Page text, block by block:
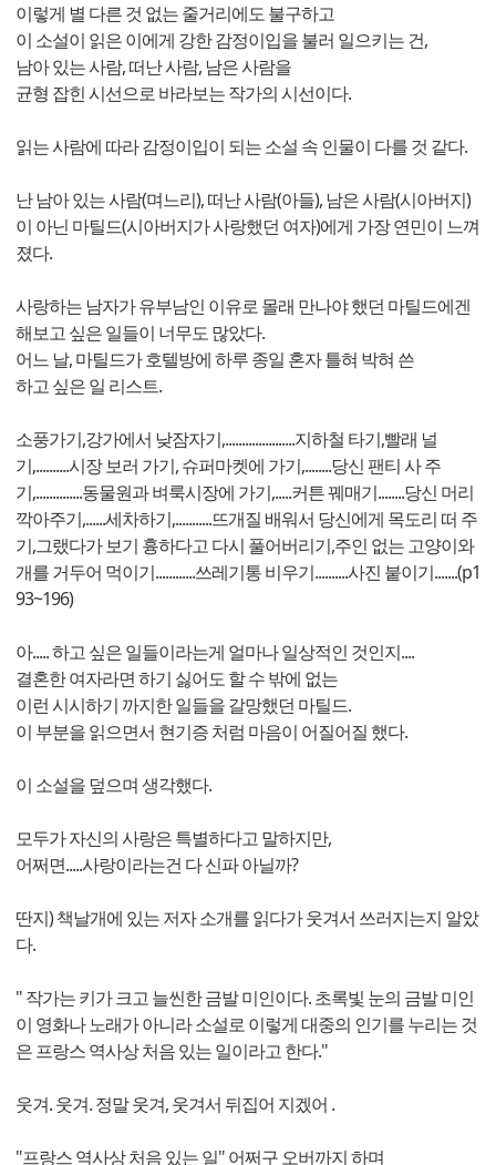
이렇게 별 다른 것 없는 줄거리에도 불구하고
이 소설이 읽은 이에게 강한 감정이입을 불러 일으키는 건,
남아 있는 사람, 떠난 사람, 남은 사람을
균형 잡힌 시선으로 바라보는 작가의 시선이다.
읽는 사람에 따라 감정이입이 되는 소설 속 인물이 다를 것 같다.
난 남아 있는 사람(며느리), 떠난 사람(아들), 남은 사람(시아버지)
이 아닌 마틸드(시아버지가 사랑했던 여자)에게 가장 연민이 느껴
졌다.
사랑하는 남자가 유부남인 이유로 몰래 만나야 했던 마틸드에겐
해보고 싶은 일들이 너무도 많았다.
어느 날, 마틸드가 호텔방에 하루 종일 혼자 틀혀 박혀 쓴
하고 싶은 일 리스트.
소풍가기,강가에서 낮잠자기,.....................지하철 타기,빨래 널
기,..........시장 보러 가기, 슈퍼마켓에 가기,........당신 팬티 사 주
기,..............동물원과 벼룩시장에 가기,.....커튼 꿰매기........당신 머리
깍아주기,......세차하기,...........뜨개질 배워서 당신에게 목도리 떠 주
기,그랬다가 보기 흉하다고 다시 풀어버리기,주인 없는 고양이와
개를 거두어 먹이기............쓰레기통 비우기..........사진 붙이기.......(p1
93~196)
아..... 하고 싶은 일들이라는게 얼마나 일상적인 것인지....
결혼한 여자라면 하기 싫어도 할 수 밖에 없는
이런 시시하기 까지한 일들을 갈망했던 마틸드.
이 부분을 읽으면서 현기증 처럼 마음이 어질어질 했다.
이 소설을 덮으며 생각했다.
모두가 자신의 사랑은 특별하다고 말하지만,
어쩌면.....사랑이라는건 다 신파 아닐까?
딴지) 책날개에 있는 저자 소개를 읽다가 웃겨서 쓰러지는지 알았
다.
" 작가는 키가 크고 늘씬한 금발 미인이다. 초록빛 눈의 금발 미인
이 영화나 노래가 아니라 소설로 이렇게 대중의 인기를 누리는 것
은 프랑스 역사상 처음 있는 일이라고 한다."
웃겨. 웃겨. 정말 웃겨, 웃겨서 뒤집어 지겠어 .
"프랑스 역사상 처음 있는 일" 어쩌구 오버까지 하며